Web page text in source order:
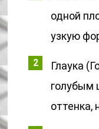
одной
узкую
Глаука
голубым
оттенка,